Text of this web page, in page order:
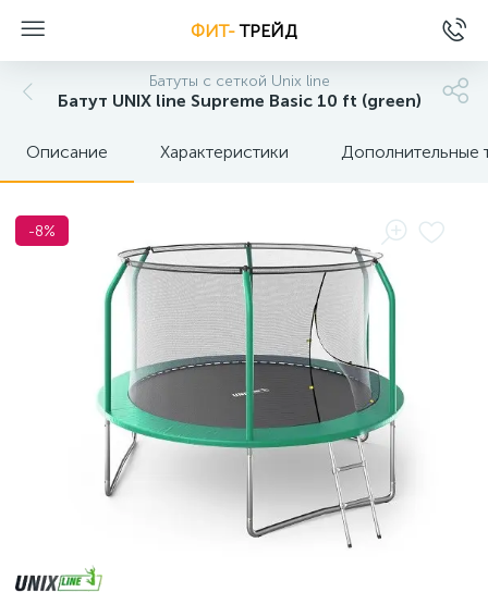
ФИТ-ТРЕЙД
Батуты с сеткой Unix line
Батут UNIX line Supreme Basic 10 ft (green)
Описание Характеристики Дополнительные
-8%